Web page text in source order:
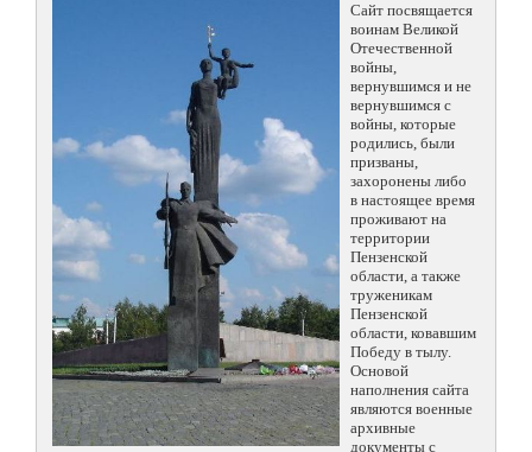
Сайт посвящается
воинам Великой
Отечественной
войны,
вернувшимся и не
вернувшимся с
войны, которые
родились, были
призваны,
захоронены либо
в настоящее время
проживают на
территории
Пензенской
области, а также
труженикам
Пензенской
области, ковавшим
Победу в тылу.
Основой
наполнения сайта
являются военные
архивные
документы с